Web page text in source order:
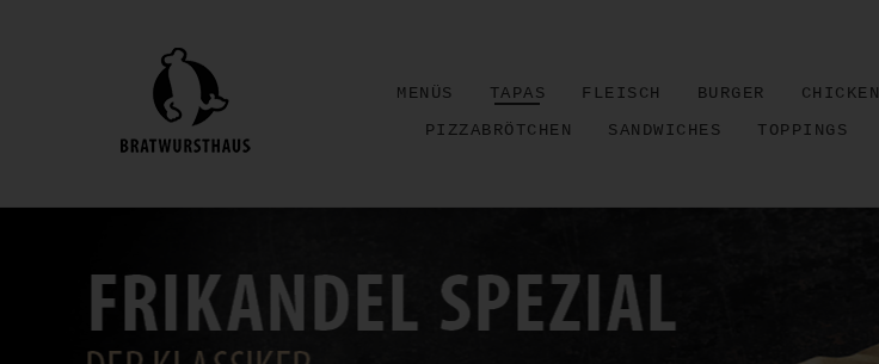
MENÜS TAPAS FLEISCH BURGER CHICKEN
PIZZABRÖTCHEN
SANDWICHES TOPPINGS